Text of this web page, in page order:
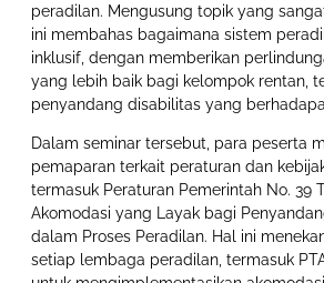
peradilan. Mengusung topik yang
ini membahas bagaimana sistem
inklusif, dengan memberikan
yang lebih baik bagi kelompok rentan,
penyandang disabilitas yang
Dalam seminar tersebut, para peserta
pemaparan terkait peraturan dan
termasuk Peraturan Pemerintah No. 39
Akomodasi yang Layak bagi
dalam Proses Peradilan. Hal ini
setiap lembaga peradilan, termasuk